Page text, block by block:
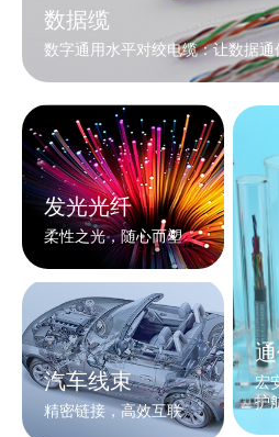
数据缆
数字通用水平对绞电缆：让数据通
发光光纤
柔性之光，随心而塑
汽车线束
精密链接，高效互联
宏
护